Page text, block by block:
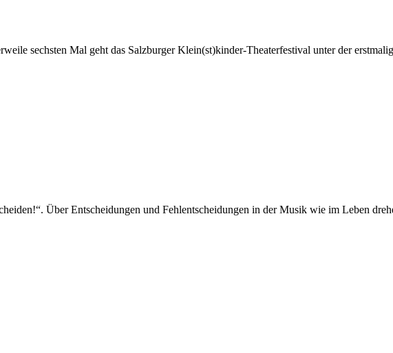
sechsten Mal geht das Salzburger Klein(st)kinder-Theaterfestival unter der
Über Entscheidungen und Fehlentscheidungen in der Musik wie im Leben